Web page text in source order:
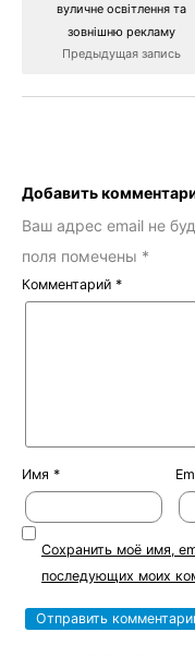
вуличне освітлення та
зовнішню рекламу
Предыдущая запись
Добавить
Ваш адрес email не
поля помечены *
Комментарий *
Имя *
Сохранить моё имя,
последующих моих